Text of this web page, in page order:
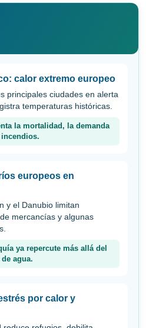
calor extremo europeo
principales ciudades en alerta
temperaturas históricas.
la mortalidad, la demanda
europeos en
y el Danubio limitan
mercancías y algunas
ya repercute más allá del
agua.
por calor y